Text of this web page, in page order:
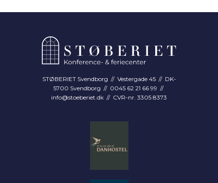
STØBERIET Svendborg // Vestergade 45 // DK-
5700 Svendborg // 0045 62 21 66 99 //
info@stoeberiet.dk // CVR-nr. 3305 8373